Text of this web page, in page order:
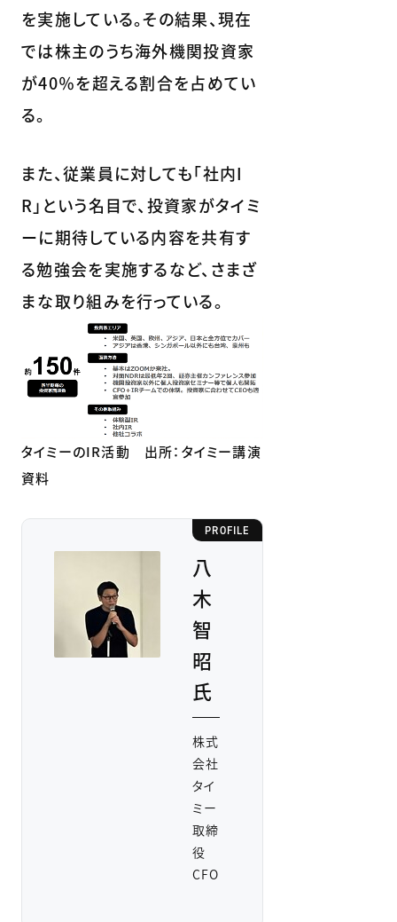
を実施している。その結果、現在
では株主のうち海外機関投資家
が40％を超える割合を占めてい
る。
また、従業員に対しても「社内I
R」という名目で、投資家がタイミ
ーに期待している内容を共有す
る勉強会を実施するなど、さまざ
まな取り組みを行っている。
タイミーのIR活動 出所：タイミー講演
資料
PROFILE
八
木
智
昭
氏
株式
会社
タイ
ミー
取締
役
CFO